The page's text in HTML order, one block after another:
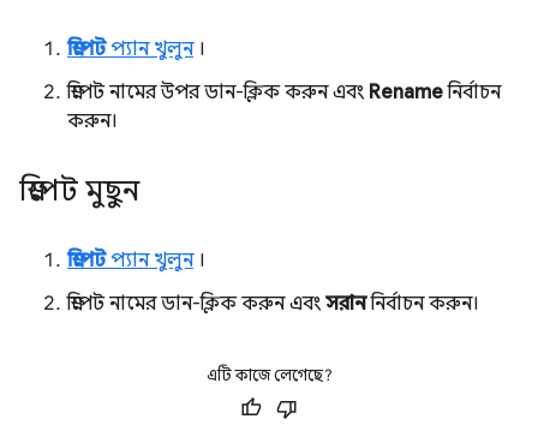
স্নিপেটপ্যান খুলুন।
স্নিপেট নামের উপর ডান-ক্লিক করুন এবং Renameনির্বাচন
করুন।
স্নিপেট মুছুন
স্নিপেটপ্যান খুলুন।
স্নিপেট নামের ডান-ক্লিক করুন এবং সরাননির্বাচন করুন।
এটি কাজে লেগেছে?